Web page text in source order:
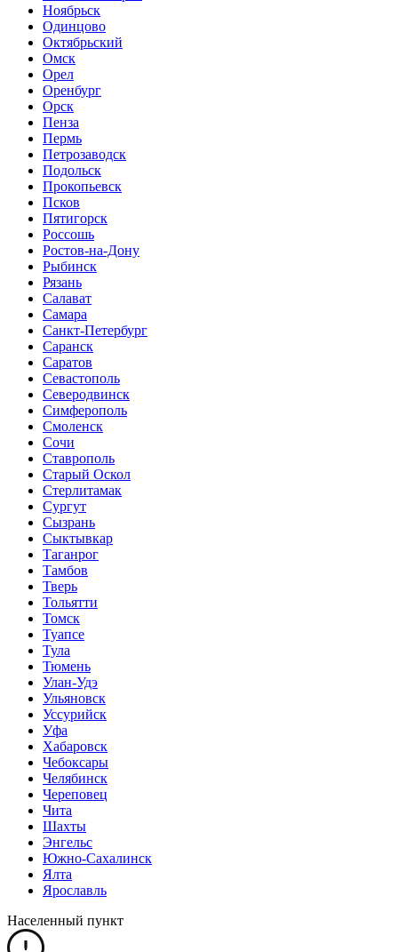
Ноябрьск
Одинцово
Октябрьский
Омск
Орел
Оренбург
Орск
Пенза
Пермь
Петрозаводск
Подольск
Прокопьевск
Псков
Пятигорск
Россошь
Ростов-на-Дону
Рыбинск
Рязань
Салават
Самара
Санкт-Петербург
Саранск
Саратов
Севастополь
Северодвинск
Симферополь
Смоленск
Сочи
Ставрополь
Старый Оскол
Стерлитамак
Сургут
Сызрань
Сыктывкар
Таганрог
Тамбов
Тверь
Тольятти
Томск
Туапсе
Тула
Тюмень
Улан-Удэ
Ульяновск
Уссурийск
Уфа
Хабаровск
Чебоксары
Челябинск
Череповец
Чита
Шахты
Энгельс
Южно-Сахалинск
Ялта
Ярославль
Населенный пункт